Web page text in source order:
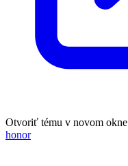
Otvoriť tému v novom okne
honor